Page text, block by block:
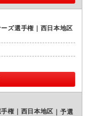
ズ選手権｜西日本地区
権｜西日本地区
予選